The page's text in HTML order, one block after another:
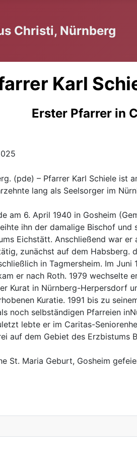
Christi, Nürnberg
Karl
Erster Pfarrer in
(pde) – Pfarrer Karl Schiele ist
lang als Seelsorger im
am 6. April 1940 in Gosheim
ihn der damalige Bischof
Eichstätt. Anschließend war
zunächst auf dem Habsberg.
in Tagmersheim. Im
er nach Roth. 1979 wechselte
Kurat in Nürnberg-Herpersdorf
Kuratie. 1991 bis zu
noch selbständigen Pfarreien
lebte er im Caritas-
auf dem Gebiet des Erzbistums
St. Maria Geburt, Gosheim